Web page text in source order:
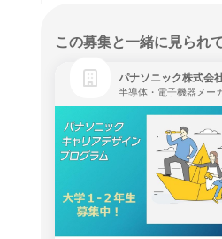
この募集と一緒に見られ
パナソニック株式会
半導体・電子機器メー